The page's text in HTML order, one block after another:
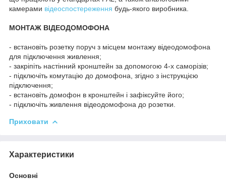
камерами відеоспостереження будь-якого виробника.
МОНТАЖ ВІДЕОДОМОФОНА
- встановіть розетку поруч з місцем монтажу відеодомофона
для підключення живлення;
- закріпіть настінний кронштейн за допомогою 4-х саморізів;
- підключіть комутацію до домофона, згідно з інструкцією
підключення;
- встановіть домофон в кронштейн і зафіксуйте його;
- підключіть живлення відеодомофона до розетки.
Приховати
Характеристики
Основні